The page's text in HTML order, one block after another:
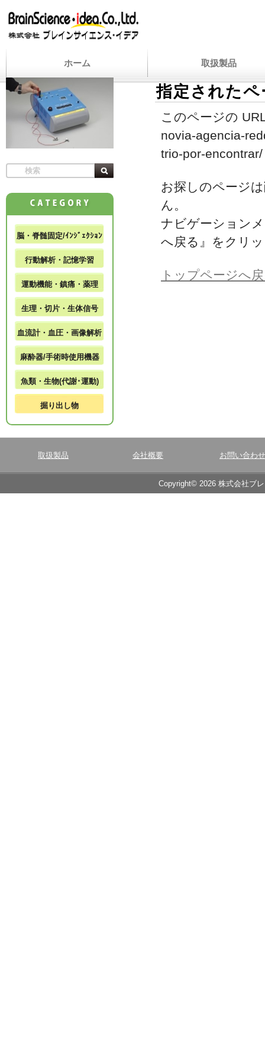
ホーム 取扱製品
指定された
このページの
novia-agencia-
trio-por-encontrar/
お探しのページ
ん。
ナビゲーション
へ戻る』をクリ
トップページへ
脳・脊髄固定/ｲﾝｼﾞｪｸｼｮﾝ
行動解析・記憶学習
運動機能・鎮痛・薬理
生理・切片・生体信号
血流計・血圧・画像解析
麻酔器/手術時使用機器
魚類・生物(代謝･運動)
掘り出し物
取扱製品 会社概要 お問い合わせ
Copyright© 2026 株式会社ブ